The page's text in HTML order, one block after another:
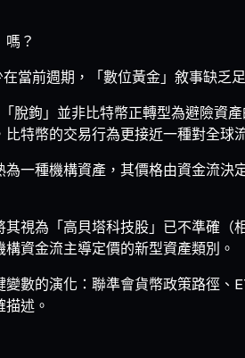
？
前週期，「數位黃金」敘事缺乏
脫鉤」並非比特幣正轉型為避險
比特幣的交易行為更接近一種對全球
一種機構資產，其價格由資金流
視為「高貝塔科技股」已不準確
資金流主導定價的新型資產類別。
數的演化：聯準會貨幣政策路徑
述。